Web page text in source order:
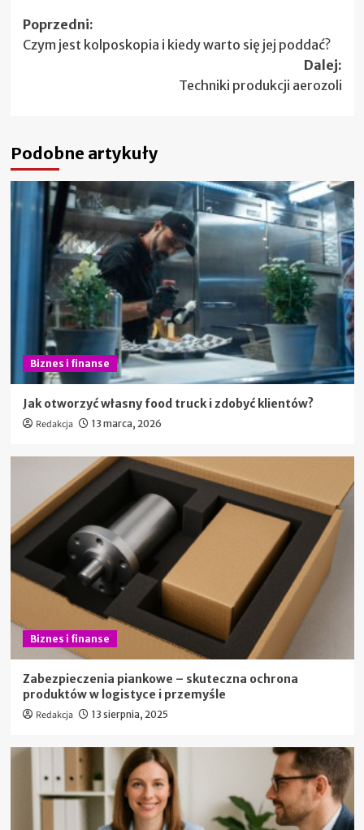
Zobacz
wpisy
Poprzedni:
Czym jest kolposkopia i kiedy warto się jej poddać?
Dalej:
Techniki produkcji aerozoli
Podobne artykuły
Biznes i finanse
Jak otworzyć własny food truck i zdobyć klientów?
Redakcja 13 marca, 2026
Biznes i finanse
Zabezpieczenia piankowe – skuteczna ochrona
produktów w logistyce i przemyśle
Redakcja 13 sierpnia, 2025